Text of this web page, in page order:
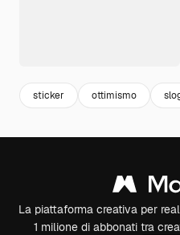
sticker ottimismo
La piattaforma creativa per
1 milione di abbonati tra